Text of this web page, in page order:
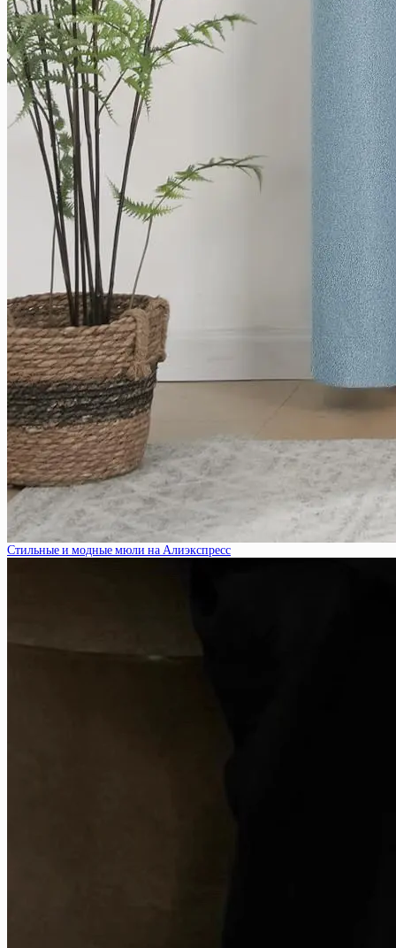
Стильные и модные мюли на Алиэкспресс